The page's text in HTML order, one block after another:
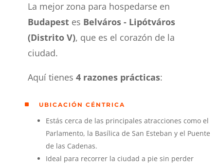
La mejor zona para hospedarse en
Budapest es Belváros - Lipótváros
(Distrito V), que es el corazón de la
ciudad.
Aquí tienes4 razones prácticas:
^ UBICACIÓN CÉNTRICA
Estás cerca de las principales atracciones como el
Parlamento, la Basílica de San Esteban y el Puente
de las Cadenas.
Ideal para recorrer la ciudad a pie sin perder